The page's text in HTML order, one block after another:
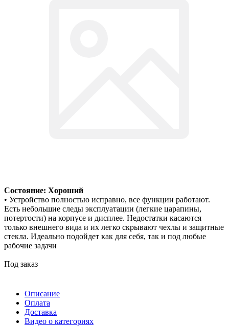
Состояние: Хороший
• Устройство полностью исправно, все функции работают.
Есть небольшие следы эксплуатации (легкие царапины,
потертости) на корпусе и дисплее. Недостатки касаются
только внешнего вида и их легко скрывают чехлы и защитные
стекла. Идеально подойдет как для себя, так и под любые
рабочие задачи
Под заказ
Описание
Оплата
Доставка
Видео о категориях